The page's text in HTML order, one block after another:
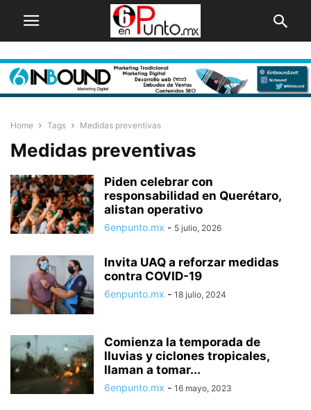
Home Tags Medidas preventivas
Medidas preventivas
Piden celebrar con
responsabilidad en Querétaro,
alistan operativo
6enpunto.mx - 5 julio, 2026
Invita UAQ a reforzar medidas
contra COVID-19
6enpunto.mx - 18 julio, 2024
Comienza la temporada de
lluvias y ciclones tropicales,
llaman a tomar...
6enpunto.mx - 16 mayo, 2023